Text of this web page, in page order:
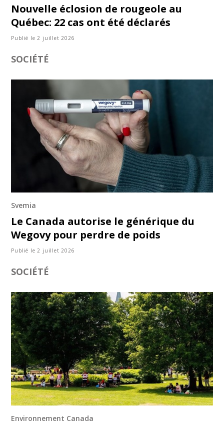
Nouvelle éclosion de rougeole au
Québec: 22 cas ont été déclarés
Publié le 2 juillet 2026
SOCIÉTÉ
Svemia
Le Canada autorise le générique du
Wegovy pour perdre de poids
Publié le 2 juillet 2026
SOCIÉTÉ
Environnement Canada